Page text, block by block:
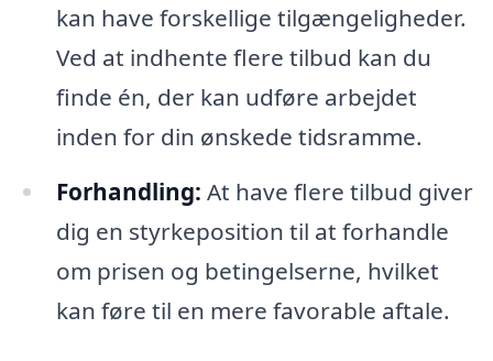
kan have forskellige tilgængeligheder.
Ved at indhente flere tilbud kan du
finde én, der kan udføre arbejdet
inden for din ønskede tidsramme.
Forhandling: At have flere tilbud giver
dig en styrkeposition til at forhandle
om prisen og betingelserne, hvilket
kan føre til en mere favorable aftale.